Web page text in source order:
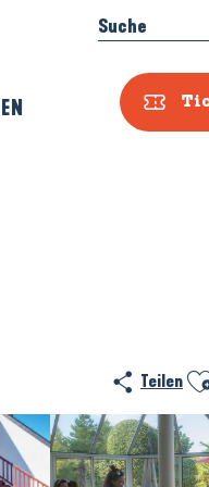
Suche
Teilen